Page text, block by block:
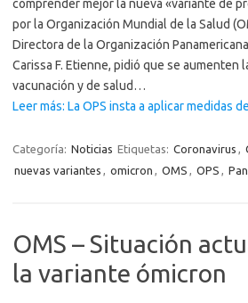
comprender mejor la nueva «variante de
por la Organización Mundial de la Salud
Directora de la Organización
Carissa F. Etienne, pidió que se aumenten
vacunación y de salud…
Leer más: La OPS insta a aplicar medidas
Categoría: Noticias Etiquetas: Coronavirus ,
nuevas variantes , omicron , OMS , OPS ,
OMS – Situación
la variante ómicron